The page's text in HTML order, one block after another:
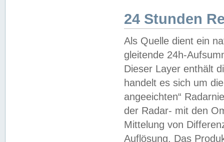
24 Stunden
Als Quelle dient ein
gleitende 24h-
Dieser Layer enthält
handelt es sich um
angeeichten“
der Radar- mit den
Mittelung von
Auflösung. Das